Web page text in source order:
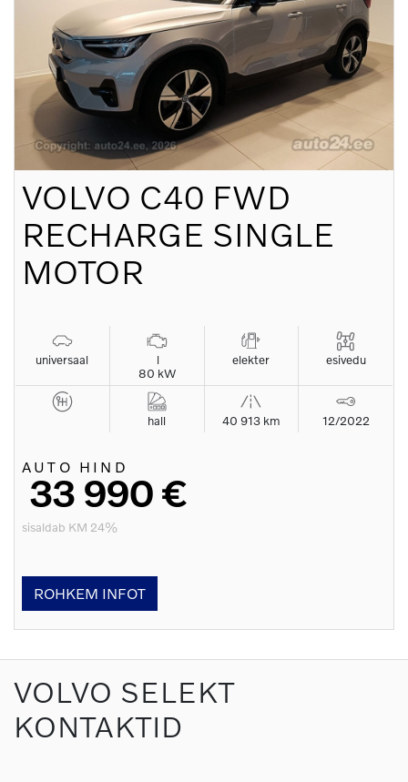
VOLVO C40 FWD
RECHARGE SINGLE
MOTOR
universaal
l
80 kW
elekter esivedu
hall 40 913 km 12/2022
AUTO HIND
33 990 €
sisaldab KM 24%
ROHKEM INFOT
VOLVO SELEKT
KONTAKTID